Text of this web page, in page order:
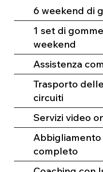
6 weekend di
1 set di
weekend
Assistenza
Trasporto
circuiti
Servizi video
completo